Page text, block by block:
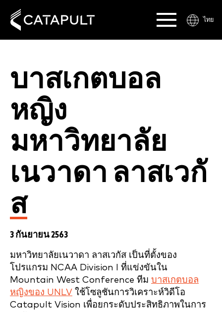
ไทย
บาสเกตบอล
หญิง
มหาวิทยาลัย
เนวาดา ลาสเวกั
ส
3 กันยายน 2563
มหาวิทยาลัยเนวาดา ลาสเวกัส เป็นที่ตั้งของ
โปรแกรม NCAA Division I ที่แข่งขันใน
Mountain West Conference ทีม บาสเกตบอล
หญิงของ UNLV ใช้โซลูชันการวิเคราะห์วิดีโอ
Catapult Vision เพื่อยกระดับประสิทธิภาพในการ